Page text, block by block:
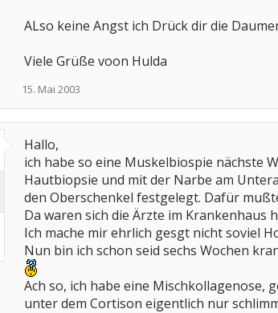
ALso keine Angst ich Drück dir die
Viele Grüße voon Hulda
15. Mai 2003
Hallo,
ich habe so eine Muskelbiospie nächste
Hautbiopsie und mit der Narbe am
den Oberschenkel festgelegt. Dafür
Da waren sich die Ärzte im Krankenhaus
Ich mache mir ehrlich gesgt nicht soviel
Nun bin ich schon seid sechs Wochen
Ach so, ich habe eine Mischkollagenose,
unter dem Cortison eigentlich nur